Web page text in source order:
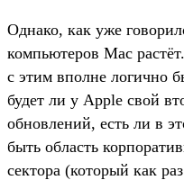
Однако, как уже
компьютеров Mac
с этим вполне логично
будет ли у Apple свой
обновлений, есть ли в
быть область
сектора (который как